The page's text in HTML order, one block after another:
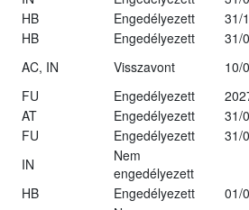
HB Engedélyezett
31/
HB Engedélyezett
31/
AC, IN Visszavont
10/
FU Engedélyezett
AT Engedélyezett
31/
FU Engedélyezett
31/
IN
Nem
engedélyezett
HB Engedélyezett
01/